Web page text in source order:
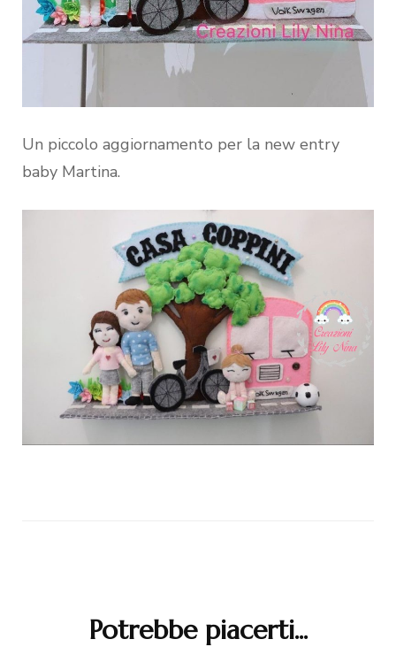
Un piccolo aggiornamento per la new entry
baby Martina.
Potrebbe piacerti...